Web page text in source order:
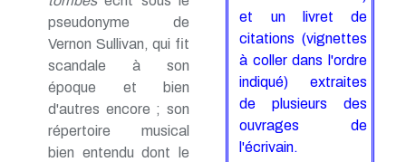
pseudonyme de
Vernon Sullivan, qui fit
scandale à son
époque et bien
d'autres encore ; son
répertoire musical
bien entendu dont le
et un livret de
citations (vignettes
à coller dans l'ordre
indiqué) extraites
de plusieurs des
ouvrages de
l'écrivain.